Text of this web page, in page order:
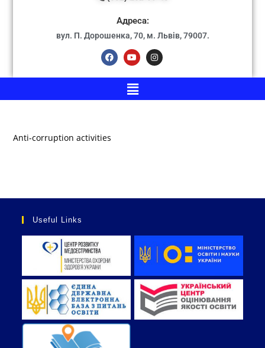
Адреса:
вул. П. Дорошенка, 70, м. Львів, 79007.
Anti-corruption activities
Useful Links